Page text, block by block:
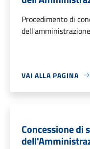
Procedimento di
VAI ALLA PAGINA
Concessione di